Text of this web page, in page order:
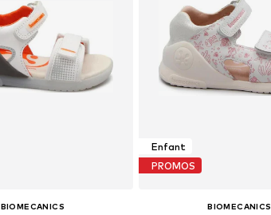
BIOMECANICS
Enfant
PROMOS
BIOMECANICS